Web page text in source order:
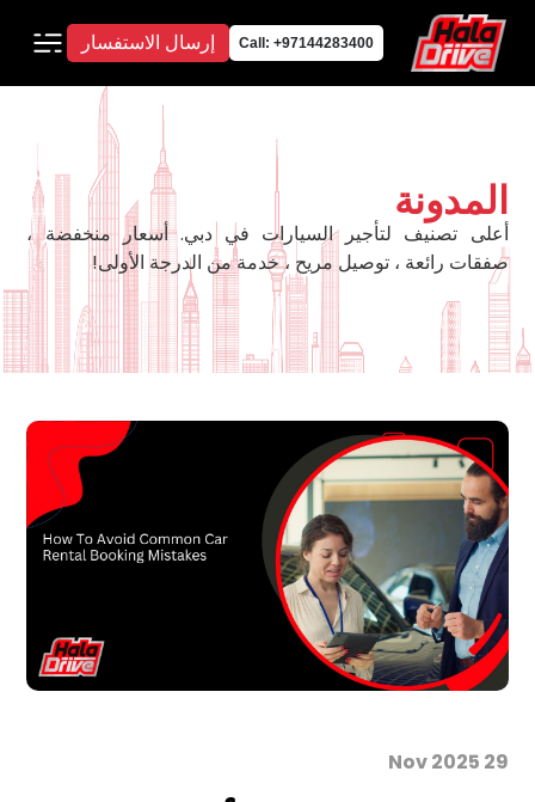
Call: +97144283400 إرسال الاستفسار
المدونة
أعلى تصنيف لتأجير السيارات في دبي. أسعار منخفضة ،
صفقات رائعة ، توصيل مريح ، خدمة من الدرجة الأولى!
29 Nov 2025